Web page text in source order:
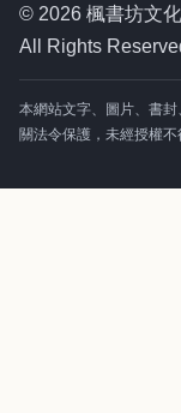
© 2026 楓書坊文
All Rights
本網站文字、圖片、書
關法令保護，未經授權